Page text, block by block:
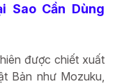
Sao Cần Dùng
được chiết xuất
Bản như Mozuku,